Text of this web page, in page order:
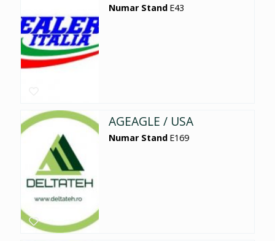
Numar Stand E43
AGEAGLE / USA
Numar Stand E169